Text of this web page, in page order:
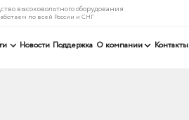
высоковольтного оборудования
по всей России и СНГ
Новости Поддержка О компании Контакты